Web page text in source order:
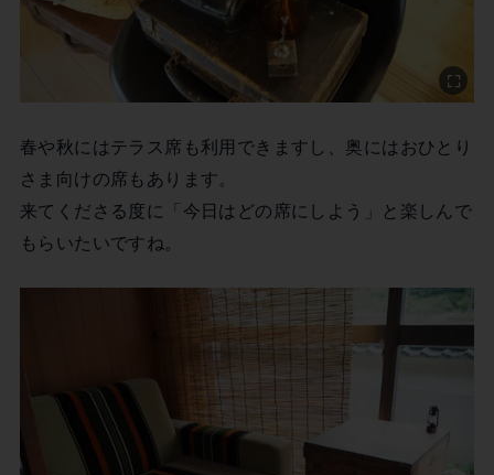
春や秋にはテラス席も利用できますし、奥にはおひとり
さま向けの席もあります。
来てくださる度に「今日はどの席にしよう」と楽しんで
もらいたいですね。